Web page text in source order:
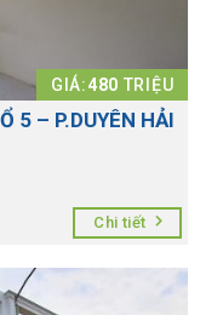
GIÁ:480 TRIỆU
5 – P.DUYÊN HẢI
Chi tiết